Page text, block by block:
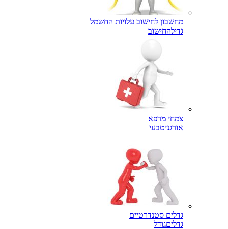
מחשבון לחישוב עלויות החשמל
גדילהחישוב
צמחי מרפא
אורגניטבעי
גדלים סטנדרטיים
גדליםגודל